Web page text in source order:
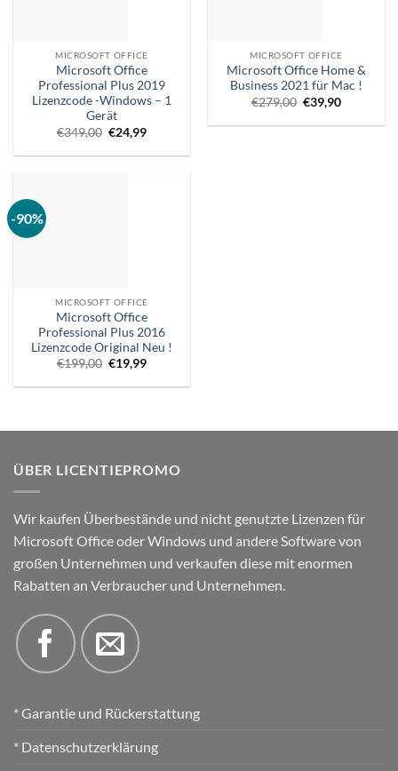
MICROSOFT OFFICE
Microsoft Office
Professional Plus 2019
Lizenzcode -Windows – 1
Gerät
€349,00 Ursprünglicher
Preis
war:
€24,99Aktueller
ist:
MICROSOFT OFFICE
Microsoft Office Home &
Business 2021 für Mac !
€279,00 Ursprünglicher
Preis
war:
€39,90Aktueller
ist:
-90%
MICROSOFT OFFICE
Microsoft Office
Professional Plus 2016
Lizenzcode Original Neu !
€199,00 Ursprünglicher
Preis
war:
€19,99Aktueller
ist:
ÜBER LICENTIEPROMO
Wir kaufen Überbestände und nicht genutzte Lizenzen für
Microsoft Office oder Windows und andere Software von
großen Unternehmen und verkaufen diese mit enormen
Rabatten an Verbraucher und Unternehmen.
* Garantie und Rückerstattung
* Datenschutzerklärung